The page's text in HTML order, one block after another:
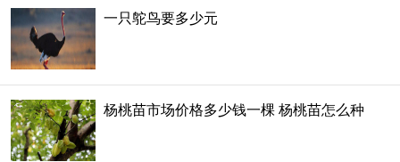
一只鸵鸟要多少元
杨桃苗市场价格多少钱一棵 杨桃苗怎么种